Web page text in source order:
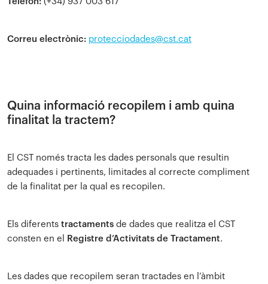
Correu electrònic: protecciodades@cst.cat
Quina informació recopilem i amb quina
finalitat la tractem?
El CST només tracta les dades personals que resultin
adequades i pertinents, limitades al correcte compliment
de la finalitat per la qual es recopilen.
Els diferents tractaments de dades que realitza el CST
consten en el
Registre d’Activitats de Tractament.
Les dades que recopilem seran tractades en l’àmbit